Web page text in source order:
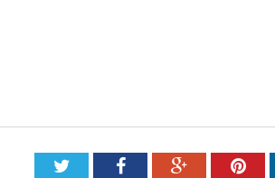
TwitterFacebookGoogle+